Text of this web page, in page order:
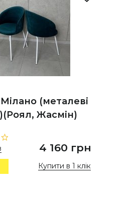
(металеві
Жасмін)
4 160 грн
Купити в 1 клік